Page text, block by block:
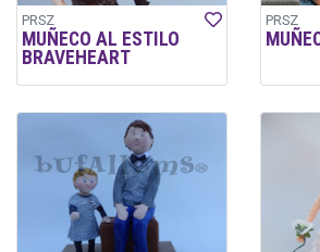
PRSZ
MUÑECO AL ESTILO
BRAVEHEART
PRSZ